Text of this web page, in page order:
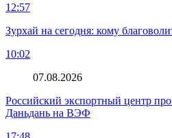
12:57
Зурхай на сегодня: кому
10:02
07.08.2026
Российский экспортный центр
Даньдань на ВЭФ